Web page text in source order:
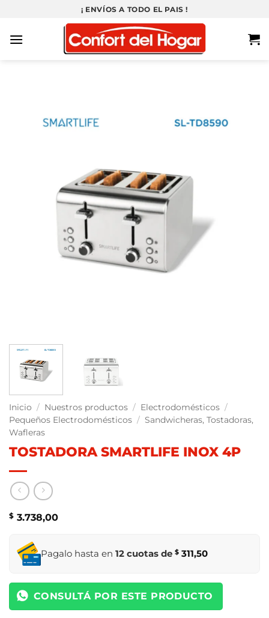
contenido
¡ ENVÍOS A TODO EL PAIS !
Inicio / Nuestros productos / Electrodomésticos /
Pequeños Electrodomésticos / Sandwicheras, Tostadoras,
Wafleras
TOSTADORA SMARTLIFE INOX 4P
$ 3.738,00
Pagalo hasta en 12 cuotas de $ 311,50
CONSULTÁ POR ESTE PRODUCTO